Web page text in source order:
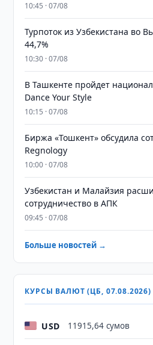
10:45 · 07/08
Турпоток из Узбекистана во
44,7%
10:30 · 07/08
В Ташкенте пройдет
Dance Your Style
10:15 · 07/08
Биржа «Тошкент» обсудила
Regnology
10:00 · 07/08
Узбекистан и Малайзия
сотрудничество в АПК
09:45 · 07/08
Больше новостей →
КУРСЫ ВАЛЮТ (ЦБ, 07.08.2026)
USD 11915,64 сумов